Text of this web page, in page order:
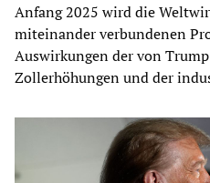
Anfang 2025 wird die
miteinander verbundenen
Auswirkungen der von
Zollerhöhungen und der